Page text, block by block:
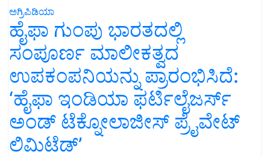
ಅಗ್ರಿಪಿಡಿಯಾ
ಹೈಫಾ ಗುಂಪು ಭಾರತದಲ್ಲಿ
ಸಂಪೂರ್ಣ ಮಾಲೀಕತ್ವದ
ಉಪಕಂಪನಿಯನ್ನು ಪ್ರಾರಂಭಿಸಿದೆ:
‘ಹೈಫಾ ಇಂಡಿಯಾ ಫರ್ಟಿಲೈಜರ್ಸ್
ಅಂಡ್ ಟೆಕ್ನೋಲಾಜೀಸ್ ಪ್ರೈವೇಟ್
ಲಿಮಿಟೆಡ್’